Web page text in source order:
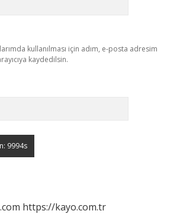
kullanılması için adım, e-posta adresim
kaydedilsin.
https://kayo.com.tr